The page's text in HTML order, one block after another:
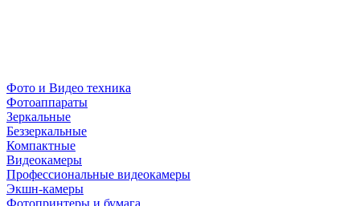
Фото и Видео техника
Фотоаппараты
Зеркальные
Беззеркальные
Компактные
Видеокамеры
Профессиональные видеокамеры
Экшн-камеры